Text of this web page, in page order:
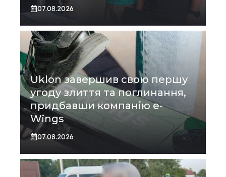
07.08.2026
Uklon завершив свою першу
угоду злиття та поглинання,
придбавши компанію e-
Wings
07.08.2026